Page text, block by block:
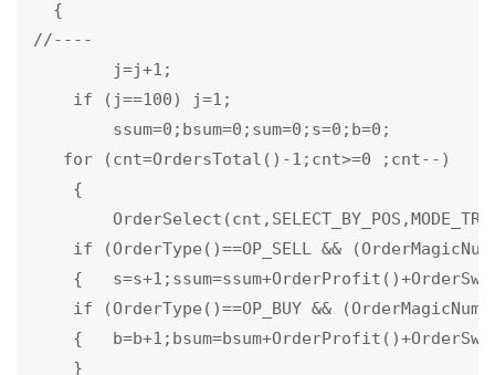
{
//----
j=j+1;
if (j==100) j=1;
ssum=0;bsum=0;sum=0;s=0;b=0;
for (cnt=OrdersTotal()-1;cnt>=0 ;cnt--)
{
if (OrderType()==OP_SELL &&
{
if (OrderType()==OP_BUY &&
{
}